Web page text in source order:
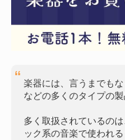
楽器には、言うまでも
などの多くのタイプの製
多く取扱されているの
ック系の音楽で使われ